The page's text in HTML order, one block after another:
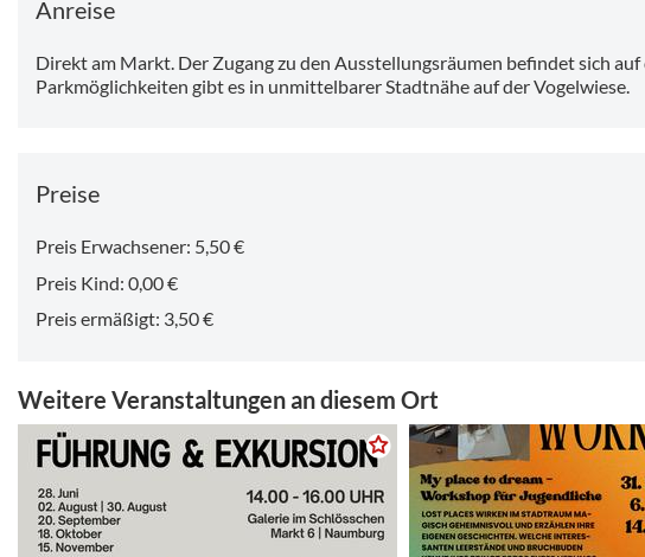
Anreise
Direkt am Markt. Der Zugang zu den Ausstellungsräumen befindet sich auf
Parkmöglichkeiten gibt es in unmittelbarer Stadtnähe auf der Vogelwiese.
Preise
Preis Erwachsener: 5,50 €
Preis Kind: 0,00 €
Preis ermäßigt: 3,50 €
Weitere Veranstaltungen an diesem Ort